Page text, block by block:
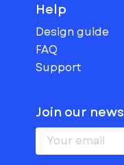
Help
Design guide
FAQ
Support
Join our